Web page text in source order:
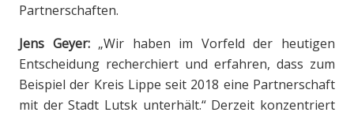
Partnerschaften.
Jens Geyer:„Wir haben im Vorfeld der heutigen
Entscheidung recherchiert und erfahren, dass zum
Beispiel der Kreis Lippe seit 2018 eine Partnerschaft
mit der Stadt Lutsk unterhält.“ Derzeit konzentriert